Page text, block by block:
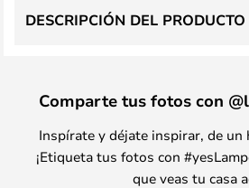
DESCRIPCIÓN DEL PRODUCTO
Comparte tus fotos con
Inspírate y déjate inspirar, de un
¡Etiqueta tus fotos con
que veas tu casa